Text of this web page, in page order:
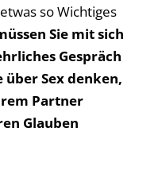
so Wichtiges
Sie mit sich
Gespräch
Sex denken,
Partner
Glauben